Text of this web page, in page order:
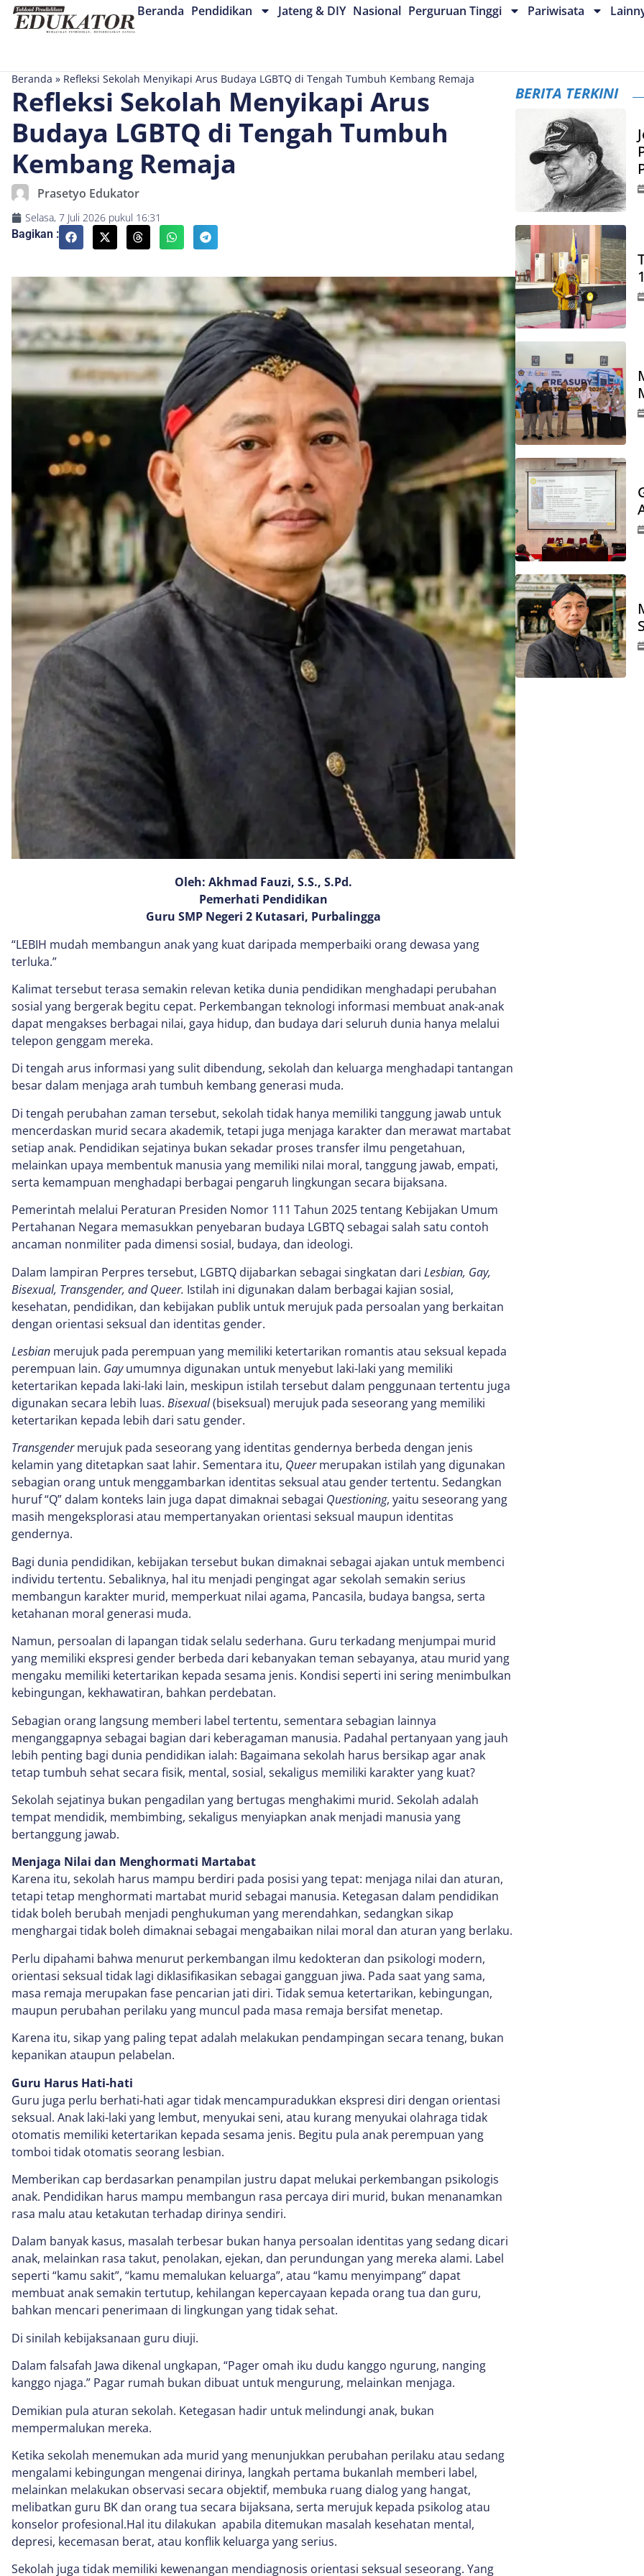
Beranda Pendidikan Jateng & DIY Nasional Perguruan Tinggi Pariwisata
Beranda » Refleksi Sekolah Menyikapi Arus Budaya LGBTQ di Tengah Tumbuh Kembang Remaja
Refleksi Sekolah Menyikapi Arus
Budaya LGBTQ di Tengah Tumbuh
Kembang Remaja
Prasetyo Edukator
Selasa, 7 Juli 2026 pukul 16:31
Bagikan :
Oleh: Akhmad Fauzi, S.S., S.Pd.
Pemerhati Pendidikan
Guru SMP Negeri 2 Kutasari, Purbalingga
“LEBIH mudah membangun anak yang kuat daripada memperbaiki orang dewasa yang
terluka.”
Kalimat tersebut terasa semakin relevan ketika dunia pendidikan menghadapi perubahan
sosial yang bergerak begitu cepat. Perkembangan teknologi informasi membuat anak-anak
dapat mengakses berbagai nilai, gaya hidup, dan budaya dari seluruh dunia hanya melalui
telepon genggam mereka.
Di tengah arus informasi yang sulit dibendung, sekolah dan keluarga menghadapi tantangan
besar dalam menjaga arah tumbuh kembang generasi muda.
Di tengah perubahan zaman tersebut, sekolah tidak hanya memiliki tanggung jawab untuk
mencerdaskan murid secara akademik, tetapi juga menjaga karakter dan merawat martabat
setiap anak. Pendidikan sejatinya bukan sekadar proses transfer ilmu pengetahuan,
melainkan upaya membentuk manusia yang memiliki nilai moral, tanggung jawab, empati,
serta kemampuan menghadapi berbagai pengaruh lingkungan secara bijaksana.
Pemerintah melalui Peraturan Presiden Nomor 111 Tahun 2025 tentang Kebijakan Umum
Pertahanan Negara memasukkan penyebaran budaya LGBTQ sebagai salah satu contoh
ancaman nonmiliter pada dimensi sosial, budaya, dan ideologi.
Dalam lampiran Perpres tersebut, LGBTQ dijabarkan sebagai singkatan dari Lesbian, Gay,
Bisexual, Transgender, and Queer. Istilah ini digunakan dalam berbagai kajian sosial,
kesehatan, pendidikan, dan kebijakan publik untuk merujuk pada persoalan yang berkaitan
dengan orientasi seksual dan identitas gender.
Lesbian merujuk pada perempuan yang memiliki ketertarikan romantis atau seksual kepada
perempuan lain. Gayumumnya digunakan untuk menyebut laki-laki yang memiliki
ketertarikan kepada laki-laki lain, meskipun istilah tersebut dalam penggunaan tertentu juga
digunakan secara lebih luas. Bisexual(biseksual) merujuk pada seseorang yang memiliki
ketertarikan kepada lebih dari satu gender.
Transgendermerujuk pada seseorang yang identitas gendernya berbeda dengan jenis
kelamin yang ditetapkan saat lahir. Sementara itu, Queermerupakan istilah yang digunakan
sebagian orang untuk menggambarkan identitas seksual atau gender tertentu. Sedangkan
huruf “Q” dalam konteks lain juga dapat dimaknai sebagai Questioning, yaitu seseorang yang
masih mengeksplorasi atau mempertanyakan orientasi seksual maupun identitas
gendernya.
Bagi dunia pendidikan, kebijakan tersebut bukan dimaknai sebagai ajakan untuk membenci
individu tertentu. Sebaliknya, hal itu menjadi pengingat agar sekolah semakin serius
membangun karakter murid, memperkuat nilai agama, Pancasila, budaya bangsa, serta
ketahanan moral generasi muda.
Namun, persoalan di lapangan tidak selalu sederhana. Guru terkadang menjumpai murid
yang memiliki ekspresi gender berbeda dari kebanyakan teman sebayanya, atau murid yang
mengaku memiliki ketertarikan kepada sesama jenis. Kondisi seperti ini sering menimbulkan
kebingungan, kekhawatiran, bahkan perdebatan.
Sebagian orang langsung memberi label tertentu, sementara sebagian lainnya
menganggapnya sebagai bagian dari keberagaman manusia. Padahal pertanyaan yang jauh
lebih penting bagi dunia pendidikan ialah: Bagaimana sekolah harus bersikap agar anak
tetap tumbuh sehat secara fisik, mental, sosial, sekaligus memiliki karakter yang kuat?
Sekolah sejatinya bukan pengadilan yang bertugas menghakimi murid. Sekolah adalah
tempat mendidik, membimbing, sekaligus menyiapkan anak menjadi manusia yang
bertanggung jawab.
Menjaga Nilai dan Menghormati Martabat
Karena itu, sekolah harus mampu berdiri pada posisi yang tepat: menjaga nilai dan aturan,
tetapi tetap menghormati martabat murid sebagai manusia. Ketegasan dalam pendidikan
tidak boleh berubah menjadi penghukuman yang merendahkan, sedangkan sikap
menghargai tidak boleh dimaknai sebagai mengabaikan nilai moral dan aturan yang berlaku.
Perlu dipahami bahwa menurut perkembangan ilmu kedokteran dan psikologi modern,
orientasi seksual tidak lagi diklasifikasikan sebagai gangguan jiwa. Pada saat yang sama,
masa remaja merupakan fase pencarian jati diri. Tidak semua ketertarikan, kebingungan,
maupun perubahan perilaku yang muncul pada masa remaja bersifat menetap.
Karena itu, sikap yang paling tepat adalah melakukan pendampingan secara tenang, bukan
kepanikan ataupun pelabelan.
Guru Harus Hati-hati
Guru juga perlu berhati-hati agar tidak mencampuradukkan ekspresi diri dengan orientasi
seksual. Anak laki-laki yang lembut, menyukai seni, atau kurang menyukai olahraga tidak
otomatis memiliki ketertarikan kepada sesama jenis. Begitu pula anak perempuan yang
tomboi tidak otomatis seorang lesbian.
Memberikan cap berdasarkan penampilan justru dapat melukai perkembangan psikologis
anak. Pendidikan harus mampu membangun rasa percaya diri murid, bukan menanamkan
rasa malu atau ketakutan terhadap dirinya sendiri.
Dalam banyak kasus, masalah terbesar bukan hanya persoalan identitas yang sedang dicari
anak, melainkan rasa takut, penolakan, ejekan, dan perundungan yang mereka alami. Label
seperti “kamu sakit”, “kamu memalukan keluarga”, atau “kamu menyimpang” dapat
membuat anak semakin tertutup, kehilangan kepercayaan kepada orang tua dan guru,
bahkan mencari penerimaan di lingkungan yang tidak sehat.
Di sinilah kebijaksanaan guru diuji.
Dalam falsafah Jawa dikenal ungkapan, “Pager omah iku dudu kanggo ngurung, nanging
kanggo njaga.” Pagar rumah bukan dibuat untuk mengurung, melainkan menjaga.
Demikian pula aturan sekolah. Ketegasan hadir untuk melindungi anak, bukan
mempermalukan mereka.
Ketika sekolah menemukan ada murid yang menunjukkan perubahan perilaku atau sedang
mengalami kebingungan mengenai dirinya, langkah pertama bukanlah memberi label,
melainkan melakukan observasi secara objektif, membuka ruang dialog yang hangat,
melibatkan guru BK dan orang tua secara bijaksana, serta merujuk kepada psikolog atau
konselor profesional.Hal itu dilakukan apabila ditemukan masalah kesehatan mental,
depresi, kecemasan berat, atau konflik keluarga yang serius.
Sekolah juga tidak memiliki kewenangan mendiagnosis orientasi seksual seseorang. Yang
BERITA TERKINI